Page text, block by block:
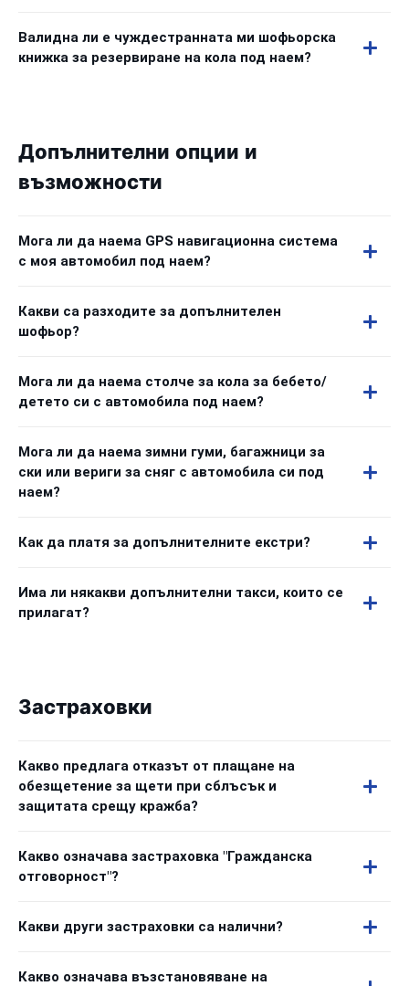
Валидна ли е чуждестранната ми шофьорска
книжка за резервиране на кола под наем?
Допълнителни опции и
възможности
Мога ли да наема GPS навигационна система
с моя автомобил под наем?
Какви са разходите за допълнителен
шофьор?
Мога ли да наема столче за кола за бебето/
детето си с автомобила под наем?
Мога ли да наема зимни гуми, багажници за
ски или вериги за сняг с автомобила си под
наем?
Как да платя за допълнителните екстри?
Има ли някакви допълнителни такси, които се
прилагат?
Застраховки
Какво предлага отказът от плащане на
обезщетение за щети при сблъсък и
защитата срещу кражба?
Какво означава застраховка "Гражданска
отговорност"?
Какви други застраховки са налични?
Какво означава възстановяване на